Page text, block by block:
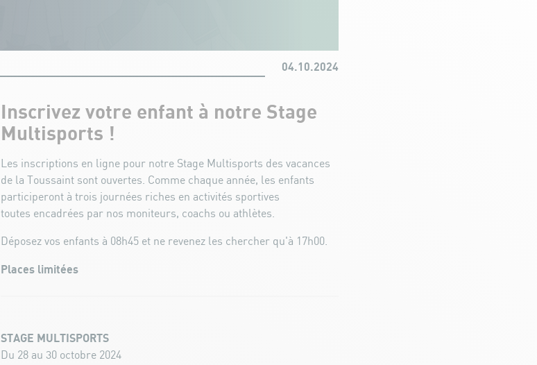
04.10.2024
Inscrivez votre enfant à notre Stage
Multisports !
Les inscriptions en ligne pour notre Stage Multisports des vacances
de la Toussaint sont ouvertes. Comme chaque année, les enfants
participeront à trois journées riches en activités sportives
toutes encadrées par nos moniteurs, coachs ou athlètes.
Déposez vos enfants à 08h45 et ne revenez les chercher qu'à 17h00.
Places limitées
STAGE MULTISPORTS
Du 28 au 30 octobre 2024